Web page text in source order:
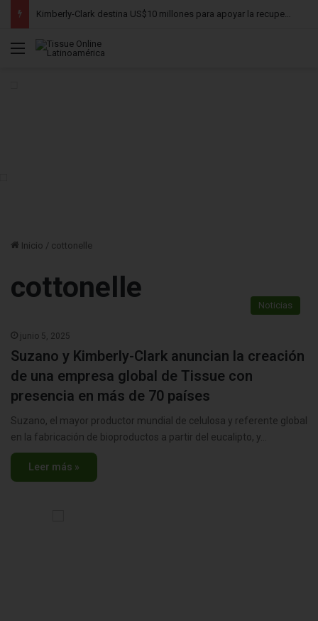
Kimberly-Clark destina US$10 millones para apoyar la recuperación tras los tornados en Estados Unidos
Menú
Inicio / cottonelle
cottonelle
Noticias
junio 5, 2025
Suzano y Kimberly-Clark anuncian la creación
de una empresa global de Tissue con
presencia en más de 70 países
Suzano, el mayor productor mundial de celulosa y referente global
en la fabricación de bioproductos a partir del eucalipto, y…
Leer más »